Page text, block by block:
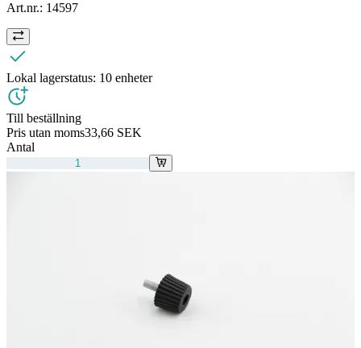
Art.nr.: 14597
Lokal lagerstatus: 10 enheter
Till beställning
Pris utan moms33,66 SEK
Antal